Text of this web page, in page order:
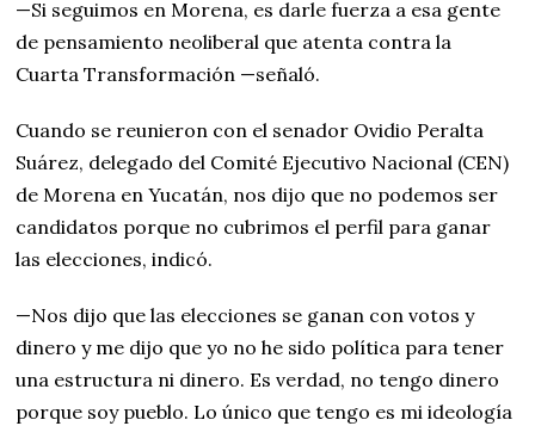
—Si seguimos en Morena, es darle fuerza a esa gente
de pensamiento neoliberal que atenta contra la
Cuarta Transformación —señaló.
Cuando se reunieron con el senador Ovidio Peralta
Suárez, delegado del Comité Ejecutivo Nacional (CEN)
de Morena en Yucatán, nos dijo que no podemos ser
candidatos porque no cubrimos el perfil para ganar
las elecciones, indicó.
—Nos dijo que las elecciones se ganan con votos y
dinero y me dijo que yo no he sido política para tener
una estructura ni dinero. Es verdad, no tengo dinero
porque soy pueblo. Lo único que tengo es mi ideología